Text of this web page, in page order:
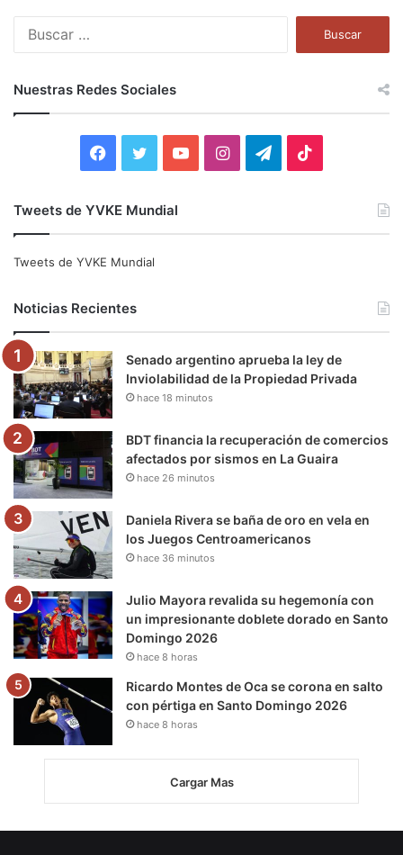
:
Nuestras Redes Sociales
e
o
o
k
t
e
r
b
e
I
g
r
m
r
a
k
Tweets de YVKE Mundial
Tweets de YVKE Mundial
Noticias Recientes
Senado argentino aprueba la ley de
Inviolabilidad de la Propiedad Privada
hace 18 minutos
BDT financia la recuperación de comercios
afectados por sismos en La Guaira
hace 26 minutos
Daniela Rivera se baña de oro en vela en
los Juegos Centroamericanos
hace 36 minutos
Julio Mayora revalida su hegemonía con
un impresionante doblete dorado en Santo
Domingo 2026
hace 8 horas
Ricardo Montes de Oca se corona en salto
con pértiga en Santo Domingo 2026
hace 8 horas
Cargar Mas